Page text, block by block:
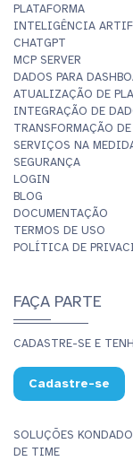
PLATAFORMA
INTELIGÊNCIA
CHATGPT
MCP SERVER
DADOS PARA
ATUALIZAÇÃO DE
INTEGRAÇÃO DE
TRANSFORMAÇÃO
SERVIÇOS NA
SEGURANÇA
LOGIN
BLOG
DOCUMENTAÇÃO
TERMOS DE USO
POLÍTICA DE
FAÇA PARTE
CADASTRE-SE E
Cadastre-se
SOLUÇÕES
DE TIME